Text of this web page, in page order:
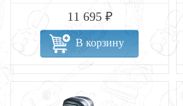
11 695 ₽
В корзину